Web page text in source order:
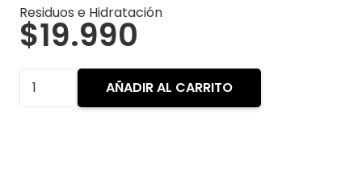
Residuos e Hidratación
$19.990
Depilación
Masculina
AÑADIR AL CARRITO